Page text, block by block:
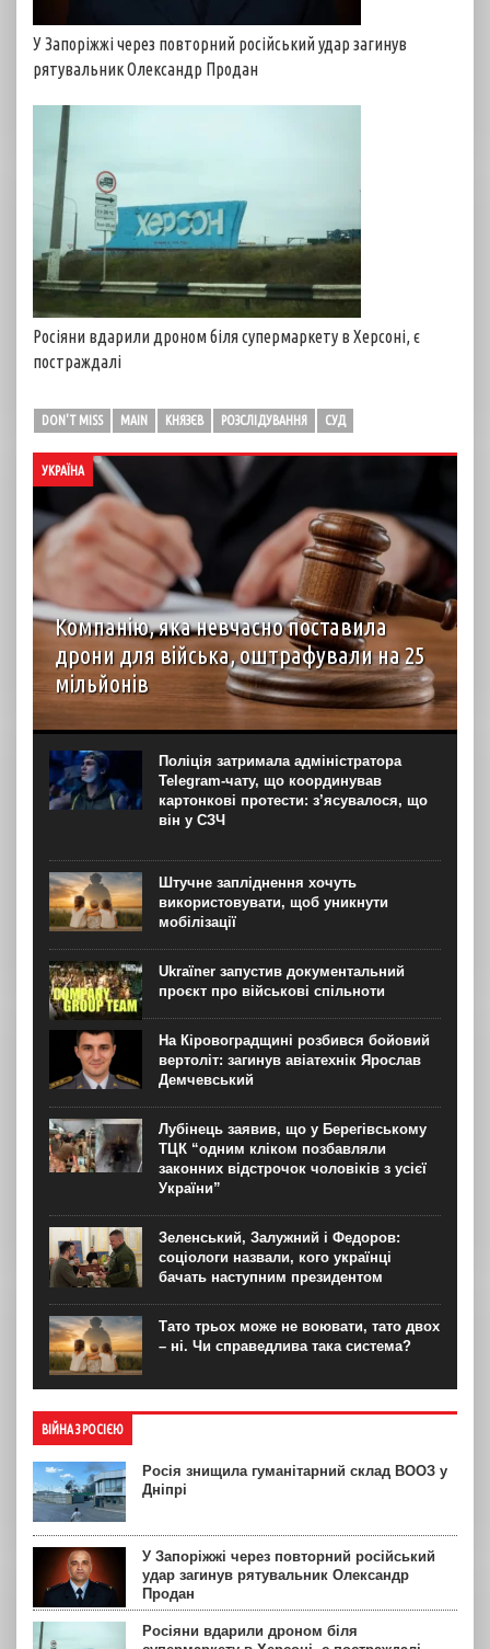
У Запоріжжі через повторний російський удар загинув
рятувальник Олександр Продан
Росіяни вдарили дроном біля супермаркету в Херсоні, є
постраждалі
DON'T MISS MAIN КНЯЗЄВ РОЗСЛІДУВАННЯ СУД
УКРАЇНА
Компанію, яка невчасно поставила
дрони для війська, оштрафували на 25
мільйонів
Господарський суд Рівненської області вирішив стягнути
з ТОВ “Домпромбуд” на користь ДП Міністерства
оборони “Агенція оборонних закупівель” 24,88 млн грн за
невчасно поставлені дрони. Про це свідчить рішення
суду...
Поліція затримала адміністратора
Telegram-чату, що координував
картонкові протести: з’ясувалося, що
він у СЗЧ
Штучне запліднення хочуть
використовувати, щоб уникнути
мобілізації
Ukraїner запустив документальний
проєкт про військові спільноти
На Кіровоградщині розбився бойовий
вертоліт: загинув авіатехнік Ярослав
Демчевський
Лубінець заявив, що у Берегівському
ТЦК “одним кліком позбавляли
законних відстрочок чоловіків з усієї
України”
Зеленський, Залужний і Федоров:
соціологи назвали, кого українці
бачать наступним президентом
Тато трьох може не воювати, тато двох
– ні. Чи справедлива така система?
ВІЙНА З РОСІЄЮ
Росія знищила гуманітарний склад ВООЗ у
Дніпрі
У Запоріжжі через повторний російський
удар загинув рятувальник Олександр
Продан
Росіяни вдарили дроном біля